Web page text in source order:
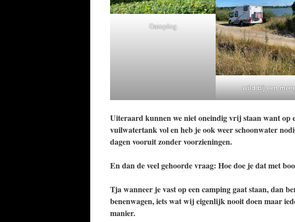
Camping
wild bij een meer
Uiteraard kunnen we niet oneindig vrij staan want op
vuilwatertank vol en heb je ook weer schoonwater
dagen vooruit zonder voorzieningen.
En dan de veel gehoorde vraag: Hoe doe je dat met
Tja wanneer je vast op een camping gaat staan, dan
benenwagen, iets wat wij eigenlijk nooit doen maar
manier.